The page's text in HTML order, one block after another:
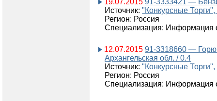
19.07.2015 91-3333421 —
Источник:"Конкурсные Торги",
Регион: Россия
Специализация: Информация
12.07.2015 91-3318660 —
Архангельская обл. / 0.4
Источник:"Конкурсные Торги",
Регион: Россия
Специализация: Информация